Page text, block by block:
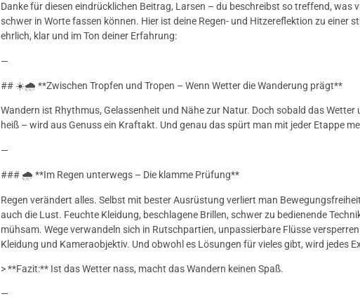
Danke für diesen eindrücklichen Beitrag, Larsen – du beschreibst so treffend, was
schwer in Worte fassen können. Hier ist deine Regen- und Hitzereflektion zu einer
ehrlich, klar und im Ton deiner Erfahrung:
—
## ☀️🌧️ **Zwischen Tropfen und Tropen – Wenn Wetter die Wanderung prägt**
Wandern ist Rhythmus, Gelassenheit und Nähe zur Natur. Doch sobald das Wetter
heiß – wird aus Genuss ein Kraftakt. Und genau das spürt man mit jeder Etappe
—
### 🌧️ **Im Regen unterwegs – Die klamme Prüfung**
Regen verändert alles. Selbst mit bester Ausrüstung verliert man
auch die Lust. Feuchte Kleidung, beschlagene Brillen, schwer zu bedienende
mühsam. Wege verwandeln sich in Rutschpartien, unpassierbare Flüsse
Kleidung und Kameraobjektiv. Und obwohl es Lösungen für vieles gibt, wird jedes
> **Fazit:** Ist das Wetter nass, macht das Wandern keinen Spaß.
—